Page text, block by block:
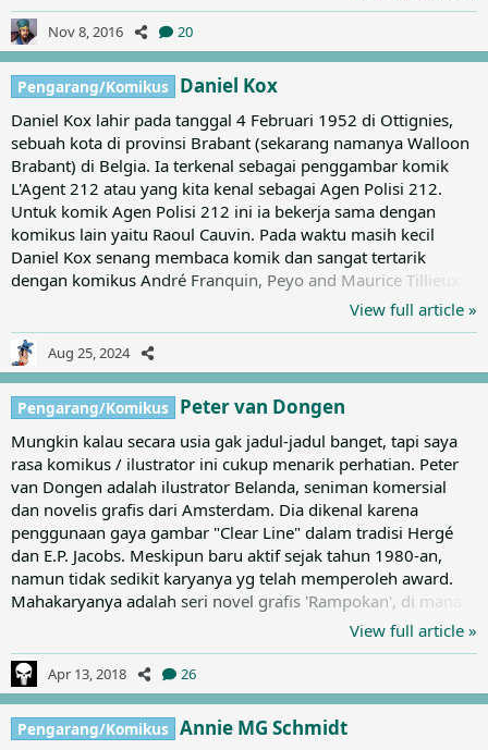
Kirrin, Memburu Kereta Api Hantu, Menyamarkan Teman dll)
2. St. Clare (Musim Panas Di St. Clare, Kelas Dua di St. Clare,
Kelas Lima di St. Clare dll) 3. Sapta Siaga (Serikat...
Nov 8, 2016 20
Pengarang/Komikus Daniel Kox
Daniel Kox lahir pada tanggal 4 Februari 1952 di Ottignies,
sebuah kota di provinsi Brabant (sekarang namanya Walloon
Brabant) di Belgia. Ia terkenal sebagai penggambar komik
L'Agent 212 atau yang kita kenal sebagai Agen Polisi 212.
Untuk komik Agen Polisi 212 ini ia bekerja sama dengan
komikus lain yaitu Raoul Cauvin. Pada waktu masih kecil
Daniel Kox senang membaca komik dan sangat tertarik
dengan komikus André Franquin, Peyo and Maurice Tillieux
yang kemudian sangat berpengaruh ke gaya gambarnya.
yang merupakan rekan kerjanya. Pada tahun 1967, Daniel
Kox menunjukkan hasil kerjanya pada Jidéhem salah satu
comic artist di majalah Spirou. Saat itu ia meng-copy
beberapa gambar...
View full article »
Aug 25, 2024
Pengarang/Komikus Peter van Dongen
Mungkin kalau secara usia gak jadul-jadul banget, tapi saya
rasa komikus / ilustrator ini cukup menarik perhatian. Peter
van Dongen adalah ilustrator Belanda, seniman komersial
dan novelis grafis dari Amsterdam. Dia dikenal karena
penggunaan gaya gambar "Clear Line" dalam tradisi Hergé
dan E.P. Jacobs. Meskipun baru aktif sejak tahun 1980-an,
namun tidak sedikit karyanya yg telah memperoleh award.
Mahakaryanya adalah seri novel grafis 'Rampokan', di mana
ia mengeksplorasi sejarah Hindia Belanda di Indonesia, yang
di Indonesia sebagai latar cerita Rampokan membangkitkan
romantisme zaman kolonialisme, terutama dengan gaya line
clearnya. (Gak tahu kenapa suka banget dengan gaya...
View full article »
Apr 13, 2018 26
Pengarang/Komikus Annie MG Schmidt